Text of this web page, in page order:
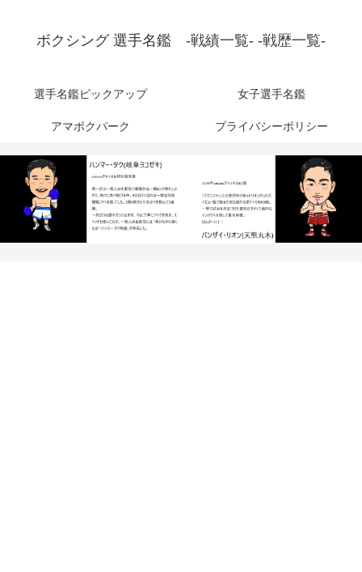
ボクシング 選手名鑑 -戦績一覧- -戦歴一覧-
選手名鑑ピックアップ 女子選手名鑑
アマボクパーク プライバシーポリシー